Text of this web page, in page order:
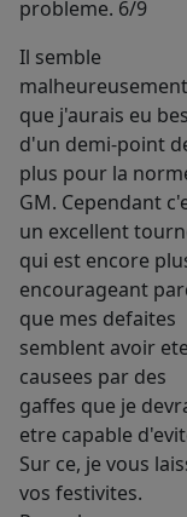
probleme. 6/9
Il semble
malheureusement
que j'aurais eu
d'un demi-point
plus pour la
GM. Cependant
un excellent
qui est encore
encourageant
que mes defaites
semblent avoir ete
causees par des
gaffes que je
etre capable
Sur ce, je vous
vos festivites.